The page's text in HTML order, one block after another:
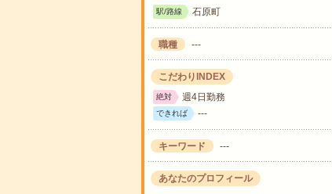
駅/路線 石原町
職種 ---
こだわりINDEX
絶対 週4日勤務
できれば ---
キーワード ---
あなたのプロフィール